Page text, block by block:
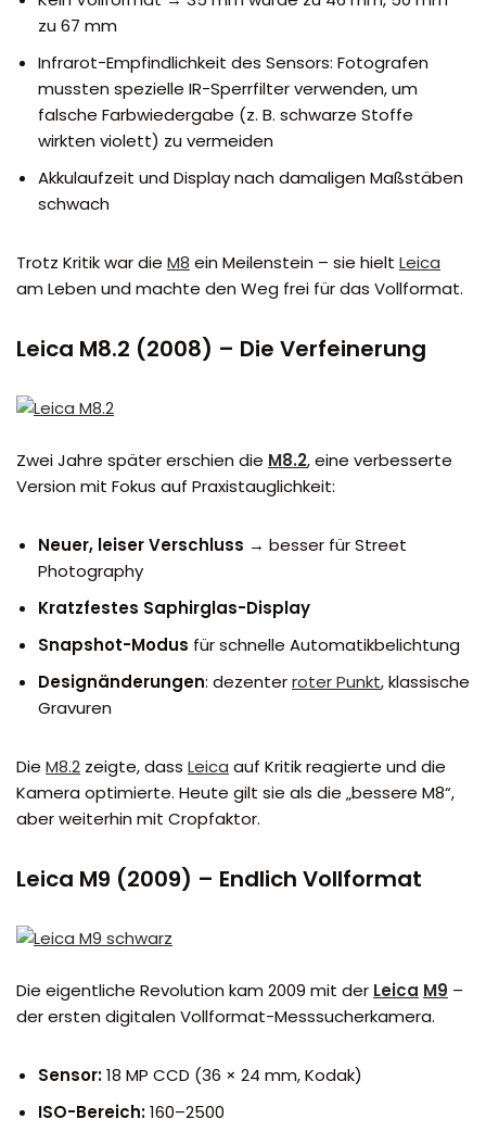
zu 67 mm
Infrarot-Empfindlichkeit des Sensors: Fotografen
mussten spezielle IR-Sperrfilter verwenden, um
falsche Farbwiedergabe (z. B. schwarze Stoffe
wirkten violett) zu vermeiden
Akkulaufzeit und Display nach damaligen Maßstäben
schwach
Trotz Kritik war die M8 ein Meilenstein – sie hielt Leica
am Leben und machte den Weg frei für das Vollformat.
Leica M8.2 (2008) – Die Verfeinerung
Zwei Jahre später erschien die M8.2, eine verbesserte
Version mit Fokus auf Praxistauglichkeit:
Neuer, leiser Verschluss → besser für Street
Photography
Kratzfestes Saphirglas-Display
Snapshot-Modus für schnelle Automatikbelichtung
Designänderungen: dezenterroter Punkt, klassische
Gravuren
Die M8.2 zeigte, dass Leica auf Kritik reagierte und die
Kamera optimierte. Heute gilt sie als die „bessere M8“,
aber weiterhin mit Cropfaktor.
Leica M9 (2009) – Endlich Vollformat
Die eigentliche Revolution kam 2009 mit der Leica M9 –
der ersten digitalen Vollformat-Messsucherkamera.
Sensor:18 MP CCD (36 × 24 mm, Kodak)
ISO-Bereich:160–2500